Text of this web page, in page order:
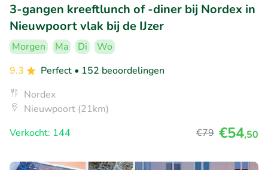
3-gangen kreeftlunch of -diner bij Nordex in
Nieuwpoort vlak bij de IJzer
Morgen Ma Di
Wo
9.3
Perfect • 152 beoordelingen
Nordex
Nieuwpoort (21km)
Verkocht: 144
€79 €54,50